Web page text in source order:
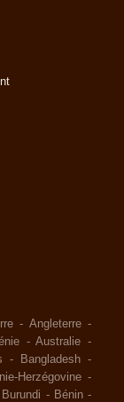
- Angleterre -
-Australie -
- Bangladesh -
Herzégovine -
Burundi - Bénin -